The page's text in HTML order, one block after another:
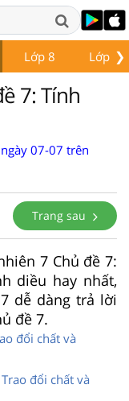
❯
Lớp 8 Lớp 9
7: Tính
07-07 trên
Trang sau
7 Chủ đề 7:
diều hay nhất,
dễ dàng trả lời
đề 7.
đổi chất và
đổi chất và